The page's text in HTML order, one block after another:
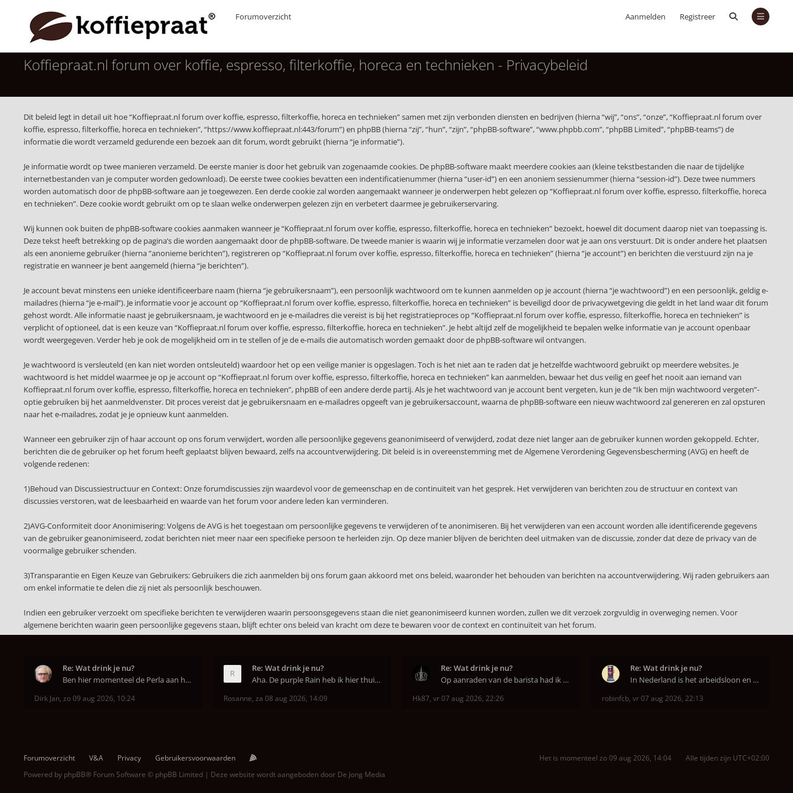
Aanmelden Registreer
Forumoverzicht
Koffiepraat.nl forum over koffie, espresso, filterkoffie, horeca en technieken - Privacybeleid
Dit beleid legt in detail uit hoe “Koffiepraat.nl forum over koffie, espresso, filterkoffie, horeca en technieken” samen met zijn verbonden diensten en bedrijven (hierna “wij”, “ons”, “onze”, “Koffiepraat.nl forum over
koffie, espresso, filterkoffie, horeca en technieken”, “https://www.koffiepraat.nl:443/forum”) en phpBB (hierna “zij”, “hun”, “zijn”, “phpBB-software”, “www.phpbb.com”, “phpBB Limited”, “phpBB-teams”) de
informatie die wordt verzameld gedurende een bezoek aan dit forum, wordt gebruikt (hierna “je informatie”).
Je informatie wordt op twee manieren verzameld. De eerste manier is door het gebruik van zogenaamde cookies. De phpBB-software maakt meerdere cookies aan (kleine tekstbestanden die naar de tijdelijke
internetbestanden van je computer worden gedownload). De eerste twee cookies bevatten een indentificatienummer (hierna “user-id”) en een anoniem sessienummer (hierna “session-id”). Deze twee nummers
worden automatisch door de phpBB-software aan je toegewezen. Een derde cookie zal worden aangemaakt wanneer je onderwerpen hebt gelezen op “Koffiepraat.nl forum over koffie, espresso, filterkoffie, horeca
en technieken”. Deze cookie wordt gebruikt om op te slaan welke onderwerpen gelezen zijn en verbetert daarmee je gebruikerservaring.
Wij kunnen ook buiten de phpBB-software cookies aanmaken wanneer je “Koffiepraat.nl forum over koffie, espresso, filterkoffie, horeca en technieken” bezoekt, hoewel dit document daarop niet van toepassing is.
Deze tekst heeft betrekking op de pagina’s die worden aangemaakt door de phpBB-software. De tweede manier is waarin wij je informatie verzamelen door wat je aan ons verstuurt. Dit is onder andere het plaatsen
als een anonieme gebruiker (hierna “anonieme berichten”), registreren op “Koffiepraat.nl forum over koffie, espresso, filterkoffie, horeca en technieken” (hierna “je account”) en berichten die verstuurd zijn na je
registratie en wanneer je bent aangemeld (hierna “je berichten”).
Je account bevat minstens een unieke identificeerbare naam (hierna “je gebruikersnaam”), een persoonlijk wachtwoord om te kunnen aanmelden op je account (hierna “je wachtwoord”) en een persoonlijk, geldig e-
mailadres (hierna “je e-mail”). Je informatie voor je account op “Koffiepraat.nl forum over koffie, espresso, filterkoffie, horeca en technieken” is beveiligd door de privacywetgeving die geldt in het land waar dit forum
gehost wordt. Alle informatie naast je gebruikersnaam, je wachtwoord en je e-mailadres die vereist is bij het registratieproces op “Koffiepraat.nl forum over koffie, espresso, filterkoffie, horeca en technieken” is
verplicht of optioneel, dat is een keuze van “Koffiepraat.nl forum over koffie, espresso, filterkoffie, horeca en technieken”. Je hebt altijd zelf de mogelijkheid te bepalen welke informatie van je account openbaar
wordt weergegeven. Verder heb je ook de mogelijkheid om in te stellen of je de e-mails die automatisch worden gemaakt door de phpBB-software wil ontvangen.
Je wachtwoord is versleuteld (en kan niet worden ontsleuteld) waardoor het op een veilige manier is opgeslagen. Toch is het niet aan te raden dat je hetzelfde wachtwoord gebruikt op meerdere websites. Je
wachtwoord is het middel waarmee je op je account op “Koffiepraat.nl forum over koffie, espresso, filterkoffie, horeca en technieken” kan aanmelden, bewaar het dus veilig en geef het nooit aan iemand van
Koffiepraat.nl forum over koffie, espresso, filterkoffie, horeca en technieken”, phpBB of een andere derde partij. Als je het wachtwoord van je account bent vergeten, kun je de “Ik ben mijn wachtwoord vergeten”-
optie gebruiken bij het aanmeldvenster. Dit proces vereist dat je gebruikersnaam en e-mailadres opgeeft van je gebruikersaccount, waarna de phpBB-software een nieuw wachtwoord zal genereren en zal opsturen
naar het e-mailadres, zodat je je opnieuw kunt aanmelden.
Wanneer een gebruiker zijn of haar account op ons forum verwijdert, worden alle persoonlijke gegevens geanonimiseerd of verwijderd, zodat deze niet langer aan de gebruiker kunnen worden gekoppeld. Echter,
berichten die de gebruiker op het forum heeft geplaatst blijven bewaard, zelfs na accountverwijdering. Dit beleid is in overeenstemming met de Algemene Verordening Gegevensbescherming (AVG) en heeft de
volgende redenen:
1)Behoud van Discussiestructuur en Context: Onze forumdiscussies zijn waardevol voor de gemeenschap en de continuïteit van het gesprek. Het verwijderen van berichten zou de structuur en context van
discussies verstoren, wat de leesbaarheid en waarde van het forum voor andere leden kan verminderen.
2)AVG-Conformiteit door Anonimisering: Volgens de AVG is het toegestaan om persoonlijke gegevens te verwijderen of te anonimiseren. Bij het verwijderen van een account worden alle identificerende gegevens
van de gebruiker geanonimiseerd, zodat berichten niet meer naar een specifieke persoon te herleiden zijn. Op deze manier blijven de berichten deel uitmaken van de discussie, zonder dat deze de privacy van de
voormalige gebruiker schenden.
3)Transparantie en Eigen Keuze van Gebruikers: Gebruikers die zich aanmelden bij ons forum gaan akkoord met ons beleid, waaronder het behouden van berichten na accountverwijdering. Wij raden gebruikers aan
om enkel informatie te delen die zij niet als persoonlijk beschouwen.
Indien een gebruiker verzoekt om specifieke berichten te verwijderen waarin persoonsgegevens staan die niet geanonimiseerd kunnen worden, zullen we dit verzoek zorgvuldig in overweging nemen. Voor
algemene berichten waarin geen persoonlijke gegevens staan, blijft echter ons beleid van kracht om deze te bewaren voor de context en continuïteit van het forum.
Re: Wat drink je nu?
Ben hier momenteel de Perla aan het uitproberen. D
Dirk Jan, zo 09 aug 2026, 10:24
Re: Wat drink je nu?
Aha. De purple Rain heb ik hier thuis ook op de mo
Rosanne, za 08 aug 2026, 14:09
Re: Wat drink je nu?
Op aanraden van de barista had ik Purple Rain maa
Hk87, vr 07 aug 2026, 22:26
Re: Wat drink je nu?
In Nederland is het arbeidsloon en de winkelhuur o
robinfcb, vr 07 aug 2026, 22:13
Forumoverzicht V&A Privacy Gebruikersvoorwaarden Alle tijden zijn UTC+02:00
Het is momenteel zo 09 aug 2026, 14:04
Powered by phpBB® Forum Software © phpBB Limited | Deze website wordt aangeboden door De Jong Media